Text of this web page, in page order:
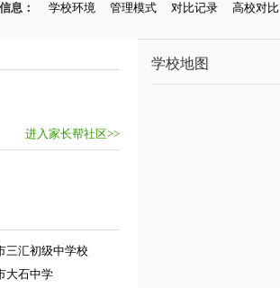
息： 学校环境 管理模式 对比记录 高校对比
进入家长帮社区>>
三汇初级中学校
大石中学
学校地图